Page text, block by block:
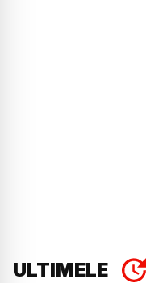
ULTIMELE